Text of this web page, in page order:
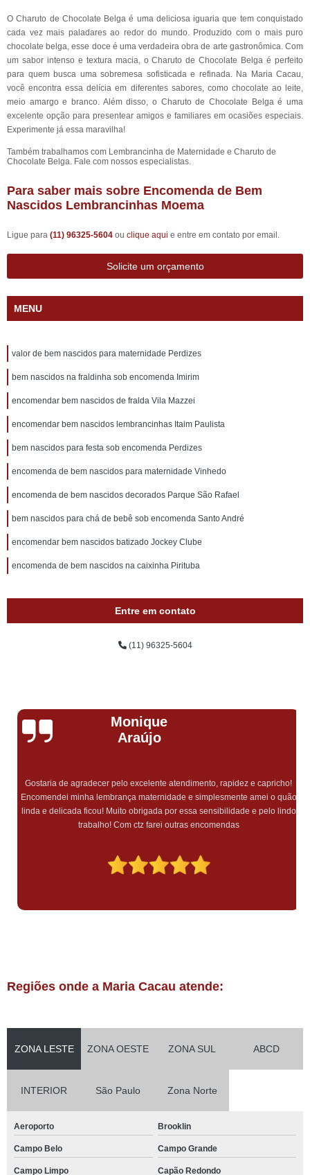
O Charuto de Chocolate Belga é uma deliciosa iguaria que tem conquistado
cada vez mais paladares ao redor do mundo. Produzido com o mais puro
chocolate belga, esse doce é uma verdadeira obra de arte gastronômica. Com
um sabor intenso e textura macia, o Charuto de Chocolate Belga é perfeito
para quem busca uma sobremesa sofisticada e refinada. Na Maria Cacau,
você encontra essa delícia em diferentes sabores, como chocolate ao leite,
meio amargo e branco. Além disso, o Charuto de Chocolate Belga é uma
excelente opção para presentear amigos e familiares em ocasiões especiais.
Experimente já essa maravilha!
Também trabalhamos com Lembrancinha de Maternidade e Charuto de
Chocolate Belga. Fale com nossos especialistas.
Para saber mais sobre Encomenda de Bem
Nascidos Lembrancinhas Moema
Ligue para (11) 96325-5604 ou clique aqui e entre em contato por email.
Solicite um orçamento
MENU
valor de bem nascidos para maternidade Perdizes
bem nascidos na fraldinha sob encomenda Imirim
encomendar bem nascidos de fralda Vila Mazzei
encomendar bem nascidos lembrancinhas Itaim Paulista
bem nascidos para festa sob encomenda Perdizes
encomenda de bem nascidos para maternidade Vinhedo
encomenda de bem nascidos decorados Parque São Rafael
bem nascidos para chá de bebê sob encomenda Santo André
encomendar bem nascidos batizado Jockey Clube
encomenda de bem nascidos na caixinha Pirituba
Entre em contato
(11) 96325-5604
Monique
Araújo
Gostaria de agradecer pelo excelente atendimento, rapidez e capricho!
Encomendei minha lembrança maternidade e simplesmente amei o quão
linda e delicada ficou! Muito obrigada por essa sensibilidade e pelo lindo
trabalho! Com ctz farei outras encomendas
Regiões onde a Maria Cacau atende:
ZONA LESTE ZONA OESTE ZONA SUL ABCD
INTERIOR São Paulo Zona Norte
Aeroporto Brooklin
Campo Belo Campo Grande
Campo Limpo Capão Redondo